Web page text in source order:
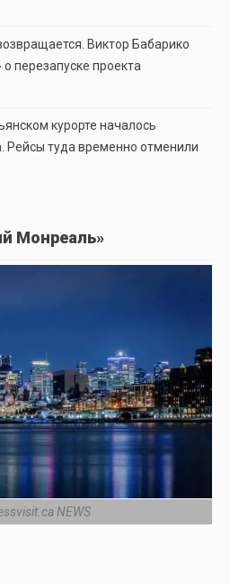
Виктор Бабарико
перезапуске проекта
курорте началось
Рейсы туда временно отменили
Монреаль»
NEWS